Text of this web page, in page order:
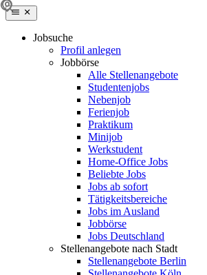
Jobsuche
Profil anlegen
Jobbörse
Alle Stellenangebote
Studentenjobs
Nebenjob
Ferienjob
Praktikum
Minijob
Werkstudent
Home-Office Jobs
Beliebte Jobs
Jobs ab sofort
Tätigkeitsbereiche
Jobs im Ausland
Jobbörse
Jobs Deutschland
Stellenangebote nach Stadt
Stellenangebote Berlin